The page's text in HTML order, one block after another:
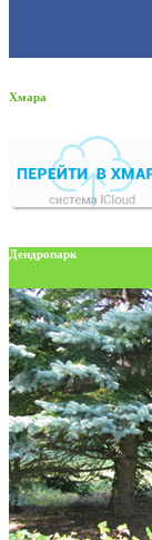
Хмара
Дендропарк